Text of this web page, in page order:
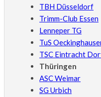
TBH Düsseldorf
Trimm-Club Essen
Lenneper TG
TuS
TSC Eintracht
Thüringen
ASC Weimar
SG Urbich